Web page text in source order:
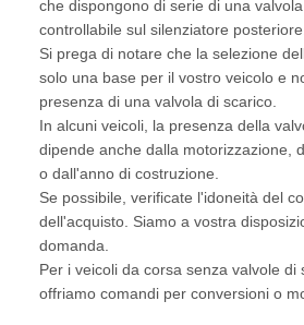
che dispongono di serie di una
controllabile sul silenziatore posteriore.
Si prega di notare che la selezione
solo una base per il vostro veicolo e
presenza di una valvola di scarico.
In alcuni veicoli, la presenza della
dipende anche dalla motorizzazione,
o dall'anno di costruzione.
Se possibile, verificate l'idoneità del
dell'acquisto. Siamo a vostra
domanda.
Per i veicoli da corsa senza valvole di
offriamo comandi per conversioni o